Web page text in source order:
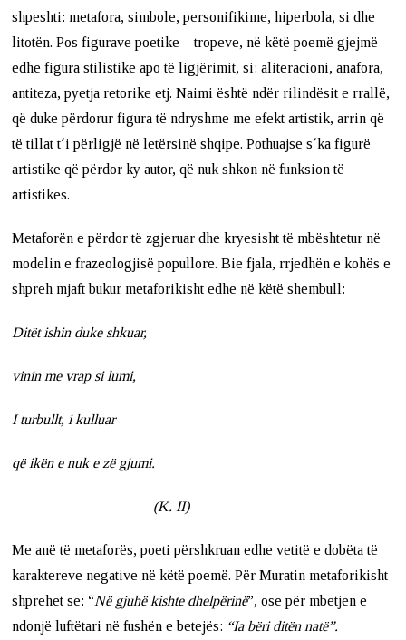
shpeshti: metafora, simbole, personifikime, hiperbola, si dhe
litotën. Pos figurave poetike – tropeve, në këtë poemë gjejmë
edhe figura stilistike apo të ligjërimit, si: aliteracioni, anafora,
antiteza, pyetja retorike etj. Naimi është ndër rilindësit e rrallë,
që duke përdorur figura të ndryshme me efekt artistik, arrin që
të tillat t´i përligjë në letërsinë shqipe. Pothuajse s´ka figurë
artistike që përdor ky autor, që nuk shkon në funksion të
artistikes.
Metaforën e përdor të zgjeruar dhe kryesisht të mbështetur në
modelin e frazeologjisë popullore. Bie fjala, rrjedhën e kohës e
shpreh mjaft bukur metaforikisht edhe në këtë shembull:
Ditët ishin duke shkuar,
vinin me vrap si lumi,
I turbullt, i kulluar
që ikën e nuk e zë gjumi.
(K. II)
Me anë të metaforës, poeti përshkruan edhe vetitë e dobëta të
karaktereve negative në këtë poemë. Për Muratin metaforikisht
shprehet se: “Në gjuhë kishte dhelpërinë”, ose për mbetjen e
ndonjë luftëtari në fushën e betejës: “Ia bëri ditën natë”.